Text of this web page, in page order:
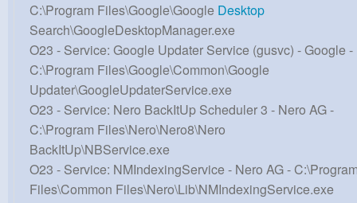
C:\Program Files\Google\Google Desktop
Search\GoogleDesktopManager.exe
O23 - Service: Google Updater Service (gusvc) - Google -
C:\Program Files\Google\Common\Google
Updater\GoogleUpdaterService.exe
O23 - Service: Nero BackItUp Scheduler 3 - Nero AG -
C:\Program Files\Nero\Nero8\Nero
BackItUp\NBService.exe
O23 - Service: NMIndexingService - Nero AG -
Files\Common Files\Nero\Lib\NMIndexingService.exe